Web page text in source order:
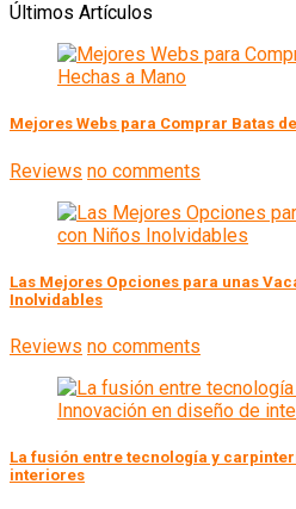
Últimos Artículos
Mejores Webs para Comprar Batas
Reviews no comments
Las Mejores Opciones para unas
Inolvidables
Reviews no comments
La fusión entre tecnología y
interiores